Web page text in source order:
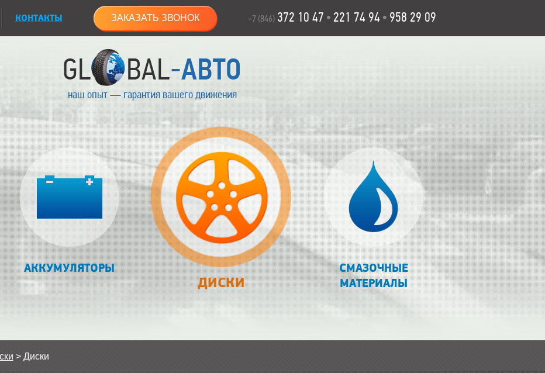
КОНТАКТЫ ЗАКАЗАТЬ ЗВОНОК +7 (846) 372 10 47 • 221 74 94 • 958 29 09
наш опыт — гарантия вашего движения
АККУМУЛЯТОРЫ
ДИСКИ
СМАЗОЧНЫЕ
МАТЕРИАЛЫ
> Диски